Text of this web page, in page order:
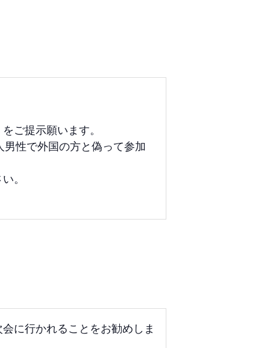
ご提示願います。
性で外国の方と偽って参加
。
に行かれることをお勧めしま